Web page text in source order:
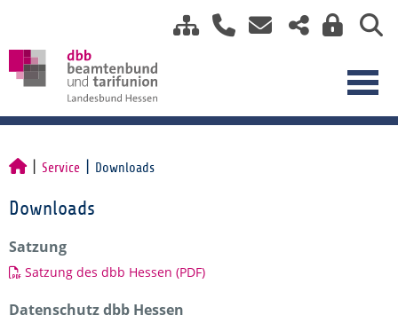
Service Downloads
Downloads
Satzung
Satzung des dbb Hessen (PDF)
Datenschutz dbb Hessen